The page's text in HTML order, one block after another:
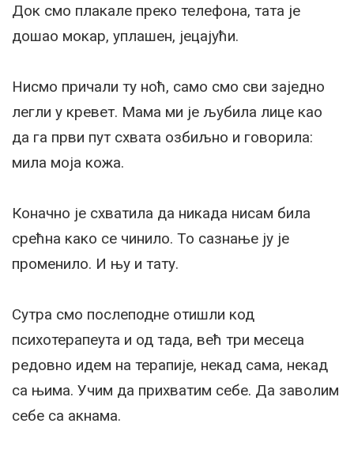
Док смо плакале преко телефона, тата је
дошао мокар, уплашен, јецајући.
Нисмо причали ту ноћ, само смо сви заједно
легли у кревет. Мама ми је љубила лице као
да га први пут схвата озбиљно и говорила:
мила моја кожа.
Коначно је схватила да никада нисам била
срећна како се чинило. То сазнање ју је
променило. И њу и тату.
Сутра смо послеподне отишли код
психотерапеута и од тада, већ три месеца
редовно идем на терапије, некад сама, некад
са њима. Учим да прихватим себе. Да заволим
себе са акнама.